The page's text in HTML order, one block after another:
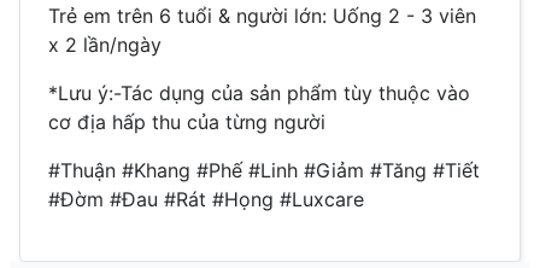
Trẻ em trên 6 tuổi & người lớn: Uống 2 - 3 viên
x 2 lần/ngày
*Lưu ý:-Tác dụng của sản phẩm tùy thuộc vào
cơ địa hấp thu của từng người
#Thuận #Khang #Phế #Linh #Giảm #Tăng #Tiết
#Đờm #Đau #Rát #Họng #Luxcare